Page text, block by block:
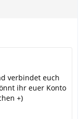
verbindet euch
ihr euer Konto
+)